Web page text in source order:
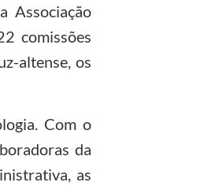
Associação
comissões
altense, os
Com o
da
as